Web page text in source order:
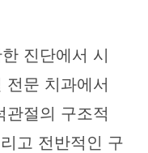
진단에서 시
문 치과에서
절의 구조적
고 전반적인 구